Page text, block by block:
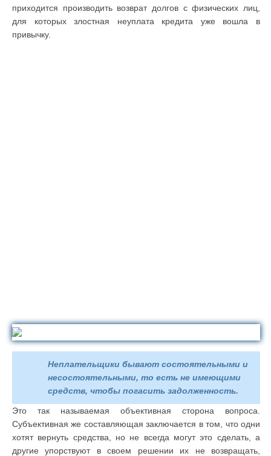
приходится производить возврат долгов с физических лиц,
для которых злостная неуплата кредита уже вошла в
привычку.
Неплательщики бывают состоятельными и
несостоятельными, то есть не имеющими
средств, чтобы погасить задолженность.
Это так называемая объективная сторона вопроса.
Субъективная же составляющая заключается в том, что одни
хотят вернуть средства, но не всегда могут это сделать, а
другие упорствуют в своем решении их не возвращать,